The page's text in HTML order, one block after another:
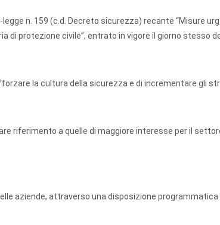
n. 159 (c.d. Decreto sicurezza) recante “Misure
di protezione civile”, entrato in vigore il giorno stesso
la cultura della sicurezza e di incrementare gli
riferimento a quelle di maggiore interesse per il
aziende, attraverso una disposizione programmatica